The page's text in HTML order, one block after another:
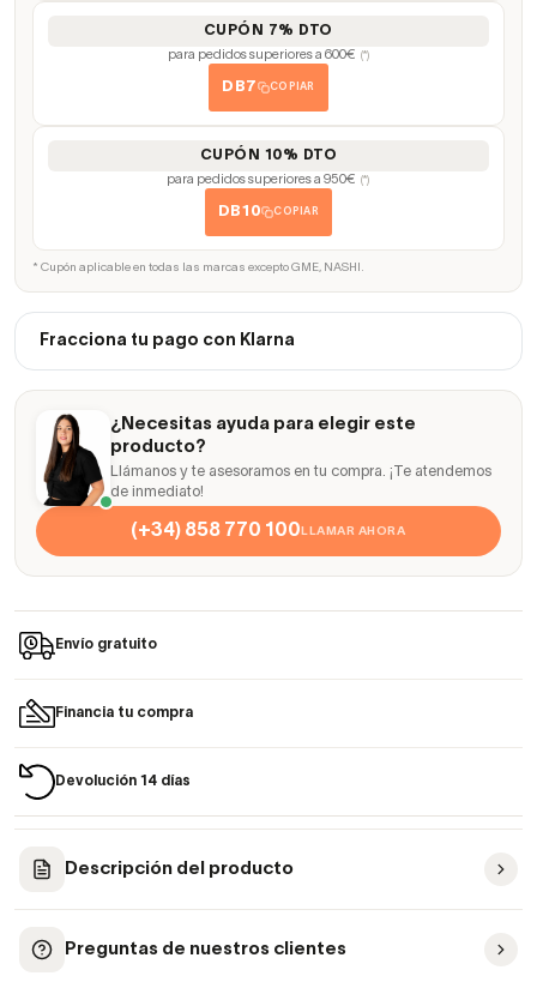
CUPÓN 7% DTO
para pedidos superiores a 600€ (*)
DB7 COPIAR
CUPÓN 10% DTO
para pedidos superiores a 950€ (*)
DB10 COPIAR
* Cupón aplicable en todas las marcas excepto GME, NASHI.
Fracciona tu pago con Klarna
¿Necesitas ayuda para elegir este
producto?
Llámanos y te asesoramos en tu compra. ¡Te atendemos
de inmediato!
(+34) 858 770 100LLAMAR AHORA
Envío gratuito
Financia tu compra
Devolución 14 días
Descripción del producto
Preguntas de nuestros clientes